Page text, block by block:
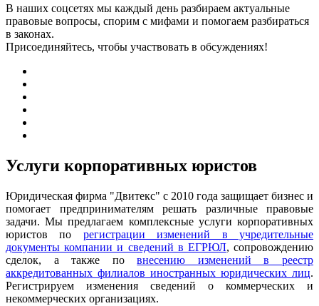
В наших соцсетях мы каждый день разбираем актуальные
правовые вопросы, спорим с мифами и помогаем разбираться
в законах.
Присоединяйтесь, чтобы участвовать в обсуждениях!
Услуги корпоративных юристов
Юридическая фирма "Двитекс" с 2010 года защищает бизнес и
помогает предпринимателям решать различные правовые
задачи. Мы предлагаем комплексные услуги корпоративных
юристов по регистрации изменений в учредительные
документы компании и сведений в ЕГРЮЛ, сопровождению
сделок, а также повнесению изменений в реестр
аккредитованных филиалов иностранных юридических лиц.
Регистрируем изменения сведений о коммерческих и
некоммерческих организациях.